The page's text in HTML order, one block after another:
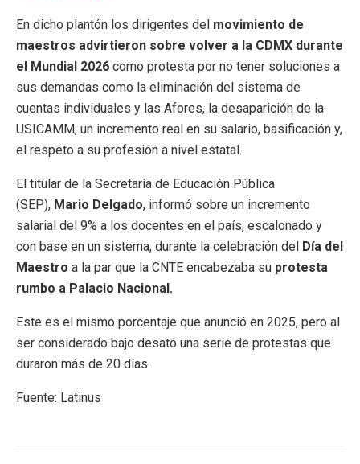
En dicho plantón los dirigentes del movimiento de
maestros advirtieron sobre volver a la CDMX durante
el Mundial 2026 como protesta por no tener soluciones a
sus demandas como la eliminación del sistema de
cuentas individuales y las Afores, la desaparición de la
USICAMM, un incremento real en su salario, basificación y,
el respeto a su profesión a nivel estatal.
El titular de la Secretaría de Educación Pública
(SEP), Mario Delgado, informó sobre un incremento
salarial del 9% a los docentes en el país, escalonado y
con base en un sistema, durante la celebración del
Día del
Maestro a la par que la CNTE encabezaba su protesta
rumbo a Palacio Nacional.
Este es el mismo porcentaje que anunció en 2025, pero al
ser considerado bajo desató una serie de protestas que
duraron más de 20 días.
Fuente: Latinus